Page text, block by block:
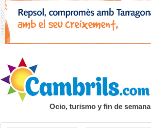
Ocio, turismo y fin de semana